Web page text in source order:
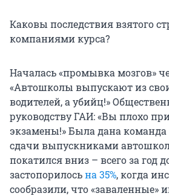
Каковы последствия взятого
компаниями курса?
Началась «промывка мозгов»
«Автошколы выпускают из
водителей, а убийц!»
руководству ГАИ: «Вы плохо
экзамены!» Была дана команда
сдачи выпускниками
покатился вниз – всего за год
застопорилосьна 35%, когда
сообразили, что «заваленные»